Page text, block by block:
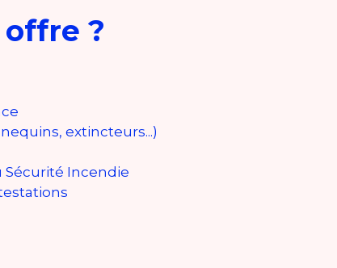
?
extincteurs...)
Sécurité Incendie